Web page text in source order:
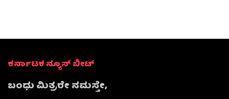
ಕರ್ನಾಟಕ ನ್ಯೂಸ್ ಬೀಟ್
ಬಂಧು ಮಿತ್ರರೇ ನಮಸ್ತೇ,